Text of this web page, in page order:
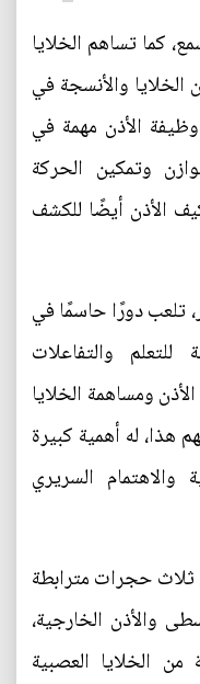
كما تساهم الخلايا
والأنسجة في
الأذن مهمة في
وتمكين الحركة
الأذن أيضًا للكشف
تلعب دورًا حاسمًا في
والتفاعلات
ومساهمة الخلايا
له أهمية كبيرة
والاهتمام السريري
ثلاث حجرات مترابطة
والأذن الخارجية،
الخلايا العصبية